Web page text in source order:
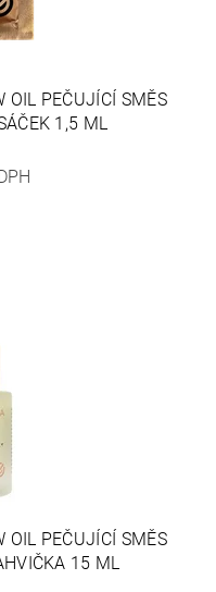
OIL PEČUJÍCÍ SMĚS
1,5 ML
OIL PEČUJÍCÍ SMĚS
15 ML